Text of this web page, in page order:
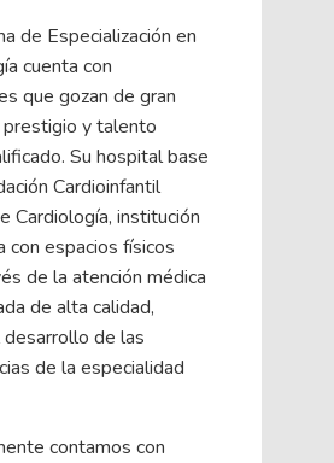
de Especialización en
cuenta con
que gozan de gran
prestigio y talento
Su hospital base
Cardioinfantil
Cardiología, institución
con espacios físicos
de la atención médica
de alta calidad,
de las
de la especialidad
contamos con